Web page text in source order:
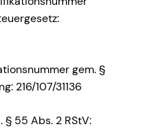
gem. §
216/107/31136
55 Abs. 2 RStV: